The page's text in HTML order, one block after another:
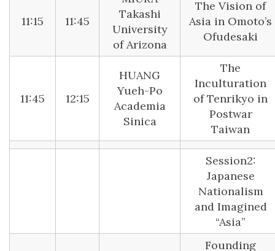
11:15 11:45
Takashi
University
of Arizona
The Vision of
Asia in Omoto’s
Ofudesaki
11:45 12:15
HUANG
Yueh-Po
Academia
Sinica
The
Inculturation
of Tenrikyo in
Postwar
Taiwan
Session2:
Japanese
Nationalism
and Imagined
“Asia”
Founding